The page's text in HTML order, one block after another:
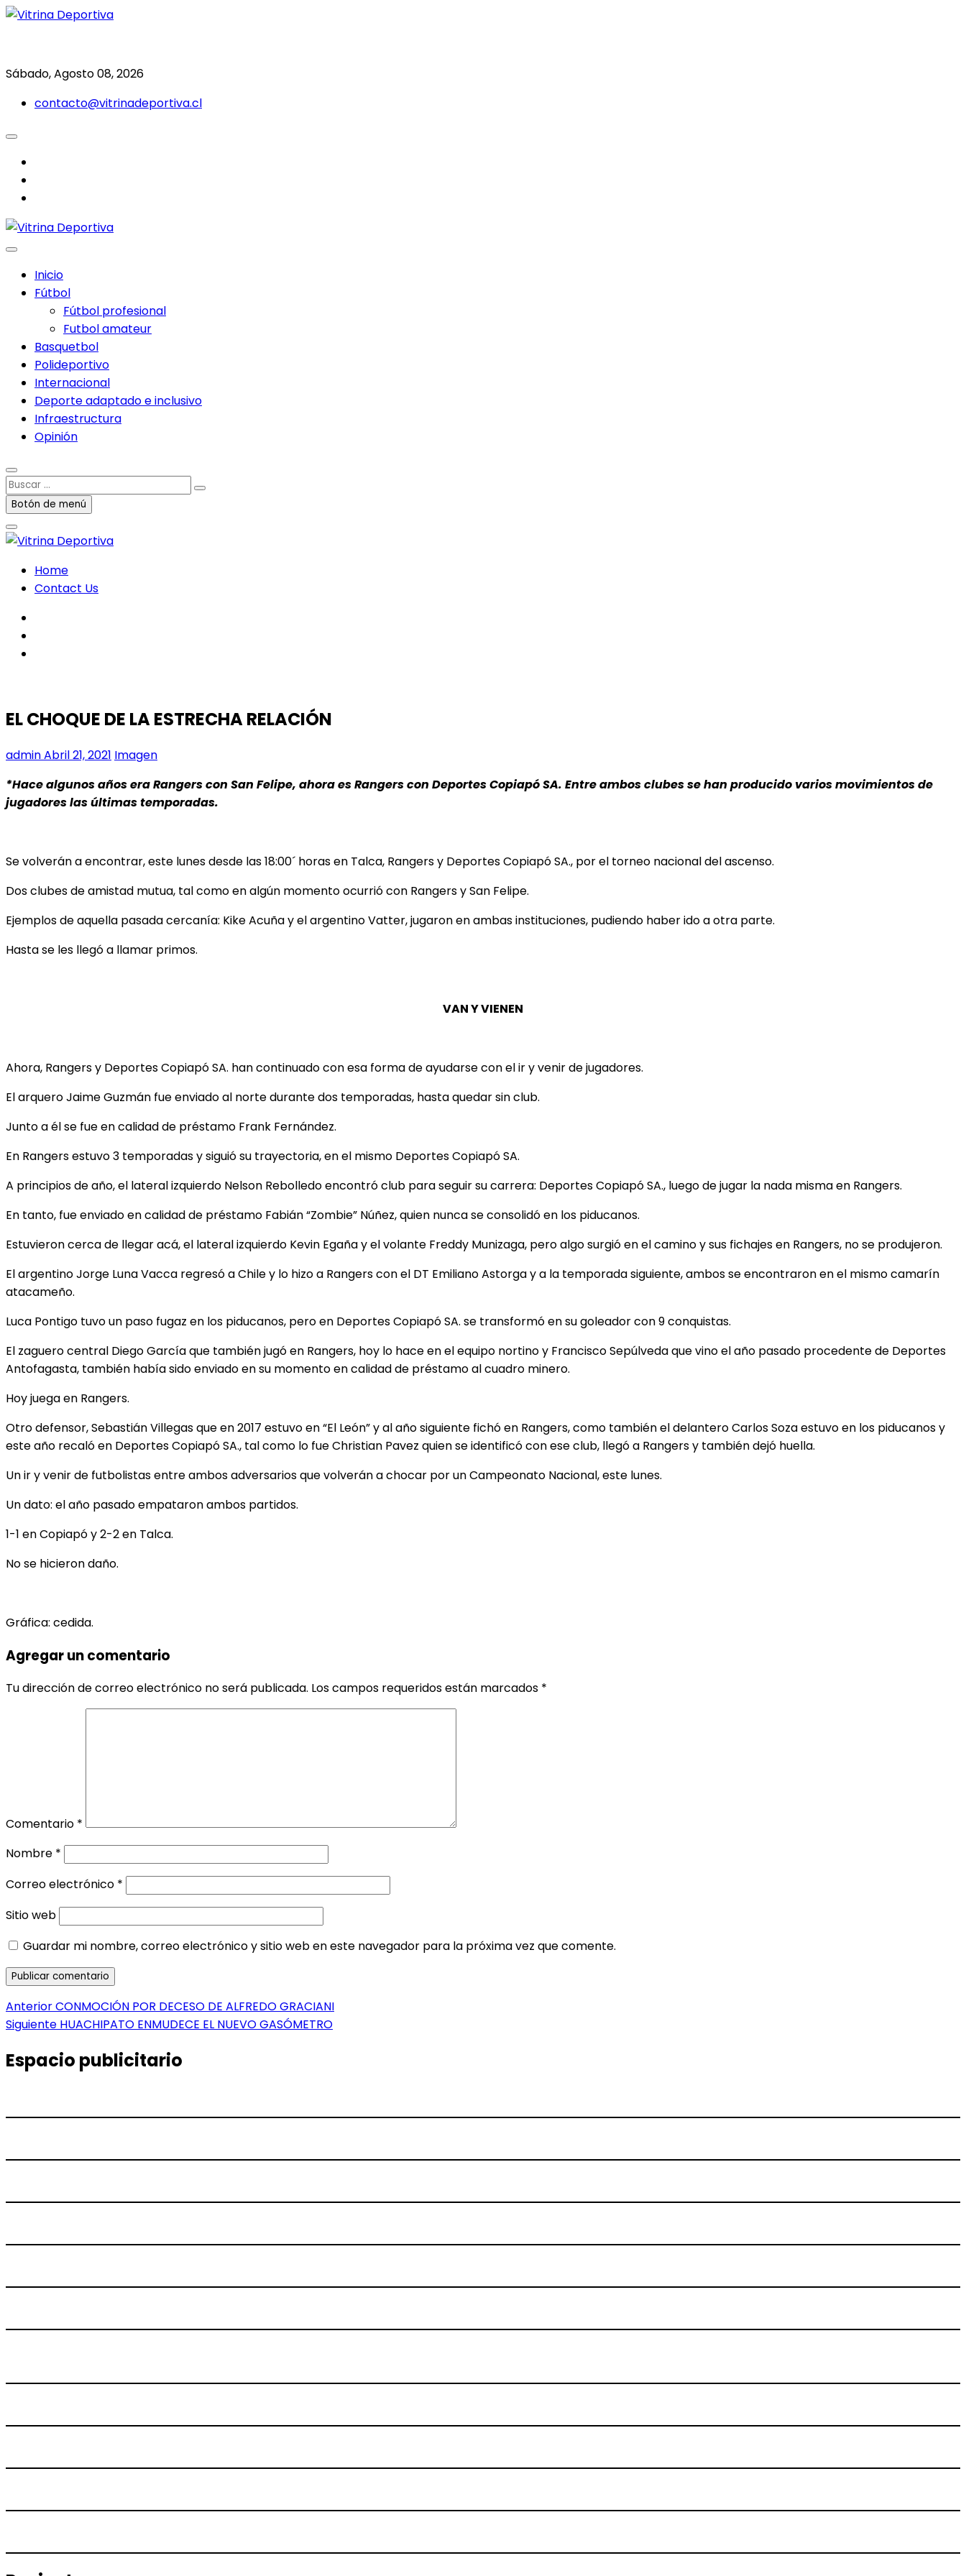
Saltar
Sábado, Agosto 08, 2026
contacto@vitrinadeportiva.cl
Inicio
Fútbol
Fútbol profesional
Futbol amateur
Basquetbol
Polideportivo
Internacional
Deporte adaptado e inclusivo
Infraestructura
Opinión
Buscar
…Botón de menú
Home
Contact Us
EL CHOQUE DE LA ESTRECHA RELACIÓN
adminAbril 21, 2021 Imagen
*Hace algunos años era Rangers con San Felipe, ahora es Rangers con Deportes Copiapó SA. Entre ambos clubes se han producido varios movimientos de
jugadores las últimas temporadas.
Se volverán a encontrar, este lunes desde las 18:00´ horas en Talca, Rangers y Deportes Copiapó SA., por el torneo nacional del ascenso.
Dos clubes de amistad mutua, tal como en algún momento ocurrió con Rangers y San Felipe.
Ejemplos de aquella pasada cercanía: Kike Acuña y el argentino Vatter, jugaron en ambas instituciones, pudiendo haber ido a otra parte.
Hasta se les llegó a llamar primos.
VAN Y VIENEN
Ahora, Rangers y Deportes Copiapó SA. han continuado con esa forma de ayudarse con el ir y venir de jugadores.
El arquero Jaime Guzmán fue enviado al norte durante dos temporadas, hasta quedar sin club.
Junto a él se fue en calidad de préstamo Frank Fernández.
En Rangers estuvo 3 temporadas y siguió su trayectoria, en el mismo Deportes Copiapó SA.
A principios de año, el lateral izquierdo Nelson Rebolledo encontró club para seguir su carrera: Deportes Copiapó SA., luego de jugar la nada misma en Rangers.
En tanto, fue enviado en calidad de préstamo Fabián “Zombie” Núñez, quien nunca se consolidó en los piducanos.
Estuvieron cerca de llegar acá, el lateral izquierdo Kevin Egaña y el volante Freddy Munizaga, pero algo surgió en el camino y sus fichajes en Rangers, no se produjeron.
El argentino Jorge Luna Vacca regresó a Chile y lo hizo a Rangers con el DT Emiliano Astorga y a la temporada siguiente, ambos se encontraron en el mismo camarín
atacameño.
Luca Pontigo tuvo un paso fugaz en los piducanos, pero en Deportes Copiapó SA. se transformó en su goleador con 9 conquistas.
El zaguero central Diego García que también jugó en Rangers, hoy lo hace en el equipo nortino y Francisco Sepúlveda que vino el año pasado procedente de Deportes
Antofagasta, también había sido enviado en su momento en calidad de préstamo al cuadro minero.
Hoy juega en Rangers.
Otro defensor, Sebastián Villegas que en 2017 estuvo en “El León” y al año siguiente fichó en Rangers, como también el delantero Carlos Soza estuvo en los piducanos y
este año recaló en Deportes Copiapó SA., tal como lo fue Christian Pavez quien se identificó con ese club, llegó a Rangers y también dejó huella.
Un ir y venir de futbolistas entre ambos adversarios que volverán a chocar por un Campeonato Nacional, este lunes.
Un dato: el año pasado empataron ambos partidos.
1-1 en Copiapó y 2-2 en Talca.
No se hicieron daño.
Gráfica: cedida.
Agregar un comentario
Tu dirección de correo electrónico no será publicada. Los campos requeridos están marcados *
Comentario *
Nombre *
Correo electrónico *
Sitio web
Guardar mi nombre, correo electrónico y sitio web en este navegador para la próxima vez que comente.
Navegación
de
entradas
AnteriorEntrada
anterior:
CONMOCIÓN POR DECESO DE ALFREDO GRACIANI
Siguiente Entrada
HUACHIPATO ENMUDECE EL NUEVO GASÓMETRO
Espacio publicitario